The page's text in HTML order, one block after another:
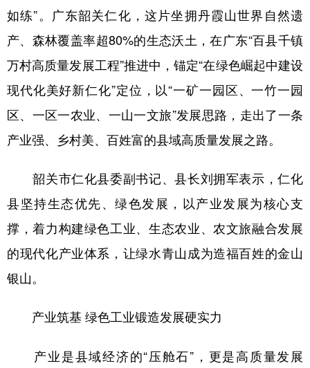
娱乐 时尚 悦读
公益 一带一路 亚太网 上市公司
文化产业
地方频道
北京 天津 河北 山西
辽宁 吉林 上海 江苏
浙江 安徽 福建 江西
山东 河南 湖北 湖南
陕西 甘肃 青海
新疆 内蒙古 黑龙江
如练”。广东韶关仁化，这片坐拥丹霞山世界自然遗
产、森林覆盖率超80%的生态沃土，在广东“百县千镇
万村高质量发展工程”推进中，锚定“在绿色崛起中建设
现代化美好新仁化”定位，以“一矿一园区、一竹一园
区、一区一农业、一山一文旅”发展思路，走出了一条
产业强、乡村美、百姓富的县域高质量发展之路。
韶关市仁化县委副书记、县长刘拥军表示，仁化
县坚持生态优先、绿色发展，以产业发展为核心支
撑，着力构建绿色工业、生态农业、农文旅融合发展
的现代化产业体系，让绿水青山成为造福百姓的金山
银山。
产业筑基 绿色工业锻造发展硬实力
产业是县域经济的“压舱石”，更是高质量发展